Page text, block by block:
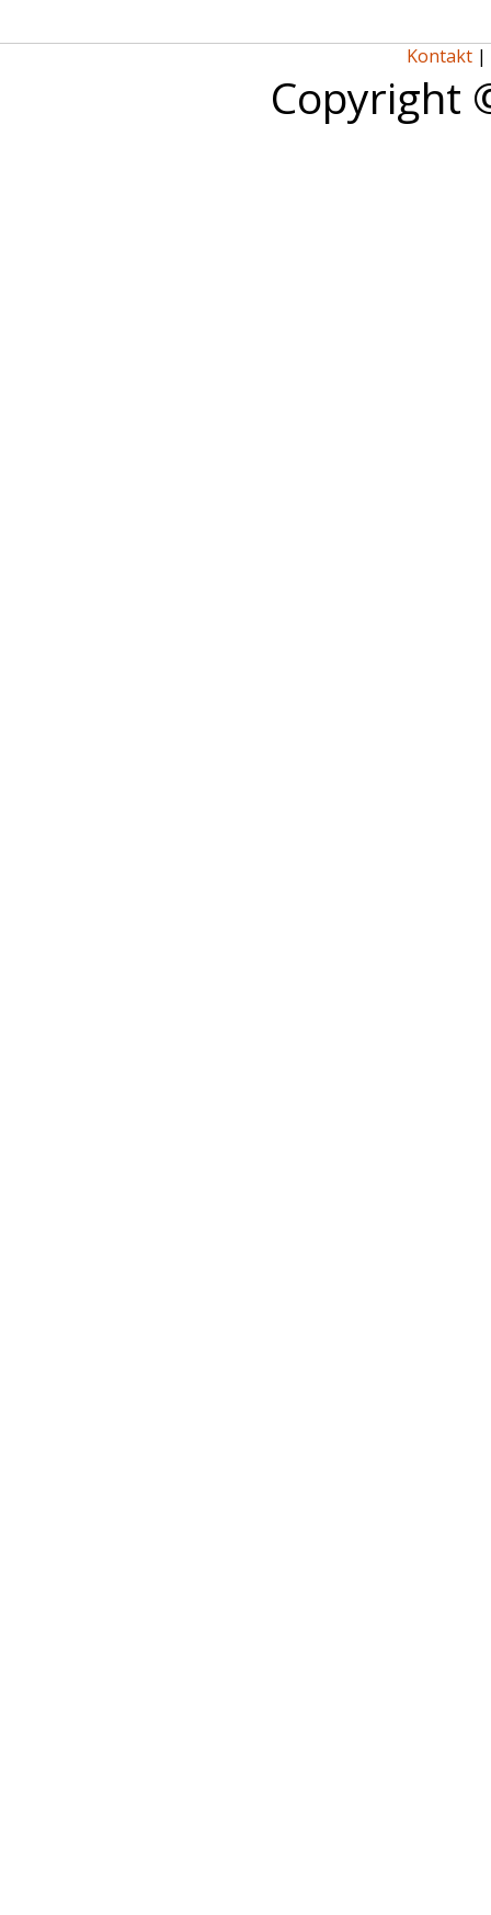
Kontakt |
Copyright